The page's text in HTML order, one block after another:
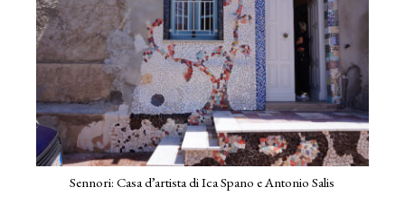
Sennori: Casa d’artista di Ica Spano e Antonio Salis